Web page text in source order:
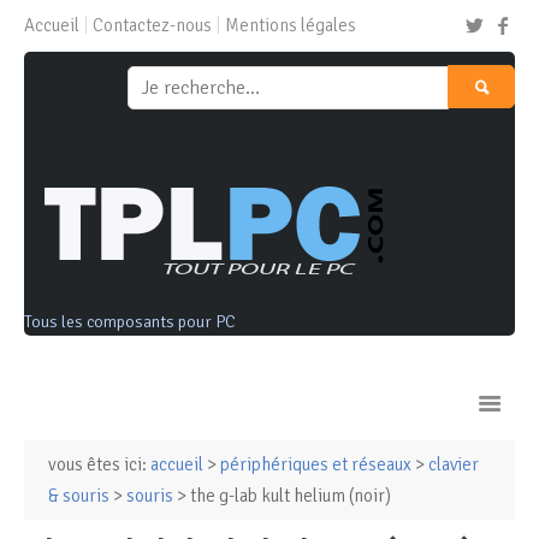
Accueil Contactez-nous Mentions légales
Tous les composants pour PC
Ordinateurs & Tablettes
vous êtes ici: accueil > périphériques et réseaux > clavier
& souris > souris > the g-lab kult helium (noir)